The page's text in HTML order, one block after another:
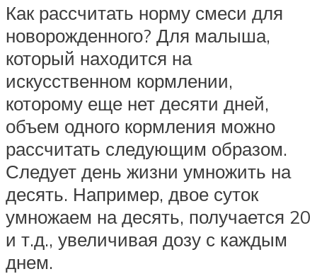
Как рассчитать норму смеси для
новорожденного? Для малыша,
который находится на
искусственном кормлении,
которому еще нет десяти дней,
объем одного кормления можно
рассчитать следующим образом.
Следует день жизни умножить на
десять. Например, двое суток
умножаем на десять, получается 20
и т.д., увеличивая дозу с каждым
днем.